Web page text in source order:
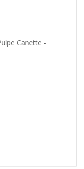
Canette -